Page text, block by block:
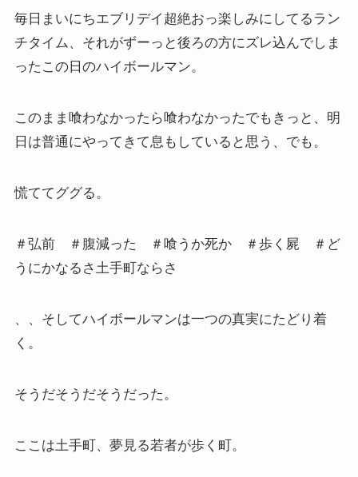
毎日まいにちエブリデイ超絶おっ楽しみにしてるラン
チタイム、それがずーっと後ろの方にズレ込んでしま
ったこの日のハイボールマン。
このまま喰わなかったら喰わなかったでもきっと、明
日は普通にやってきて息もしていると思う、でも。
慌ててググる。
＃弘前 ＃腹減った ＃喰うか死か ＃歩く屍 ＃ど
うにかなるさ土手町ならさ
、、そしてハイボールマンは一つの真実にたどり着
く。
そうだそうだそうだった。
ここは土手町、夢見る若者が歩く町。